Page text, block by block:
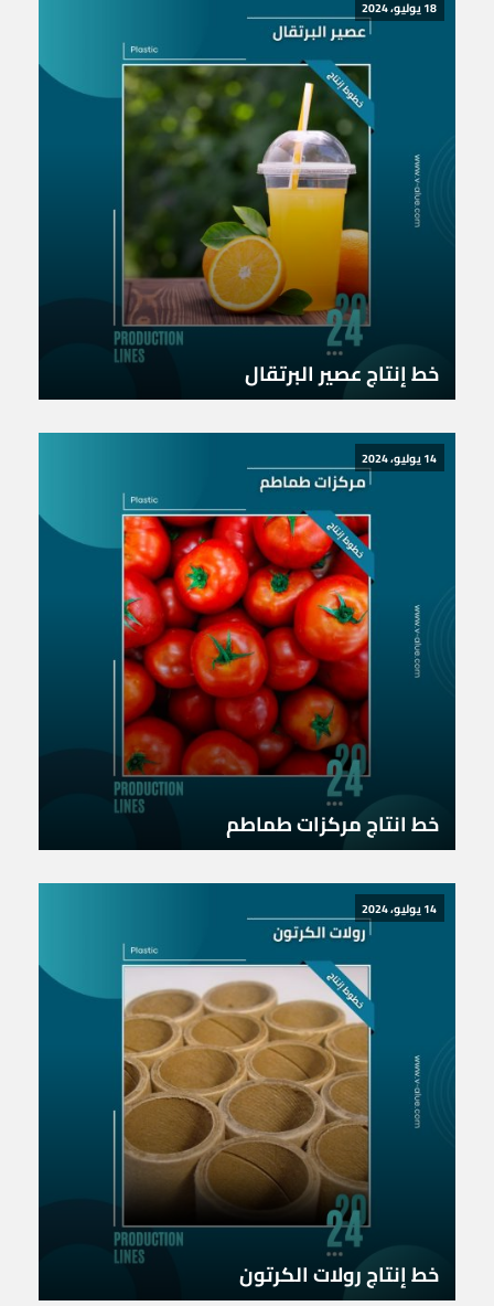
18 يوليو، 2024
خط إنتاج عصير البرتقال
14 يوليو، 2024
خط انتاج مركزات طماطم
14 يوليو، 2024
خط إنتاج رولات الكرتون